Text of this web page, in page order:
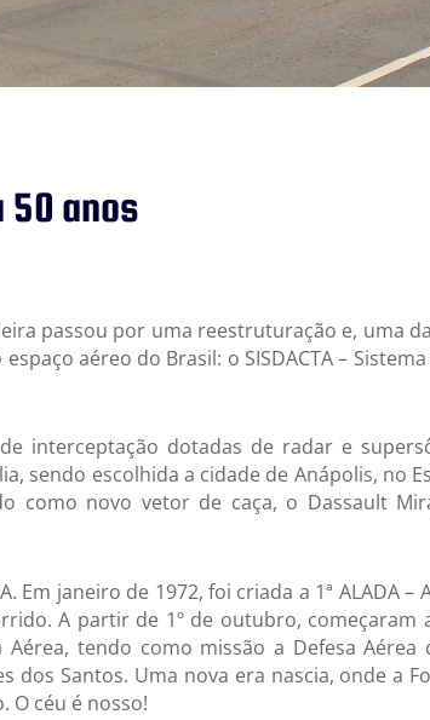
50 anos
passou por uma reestruturação e, uma
aéreo do Brasil: o SISDACTA –
interceptação dotadas de radar e
sendo escolhida a cidade de Anápolis, no
como novo vetor de caça, o Dassault
janeiro de 1972, foi criada a 1ª ALADA –
A partir de 1º de outubro, começaram
tendo como missão a Defesa
Santos. Uma nova era nascia, onde a
O céu é nosso!